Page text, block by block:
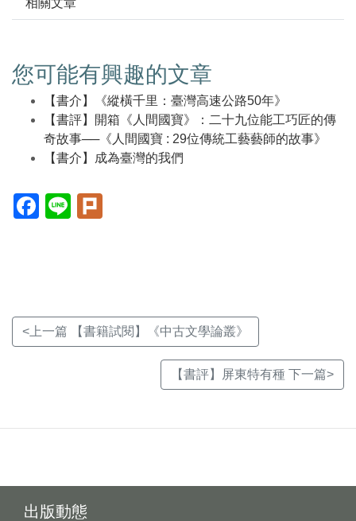
您可能有興趣的文章
【書介】《縱橫千里：臺灣高速公路50年》
【書評】開箱《人間國寶》：二十九位能工巧匠的傳
奇故事──《人間國寶 : 29位傳統工藝藝師的故事》
【書介】成為臺灣的我們
Facebook(另
開
Line(另
開
<上一篇 【書籍試閱】《中古文學論叢》
【書評】屏東特有種 下一篇>
出版動態